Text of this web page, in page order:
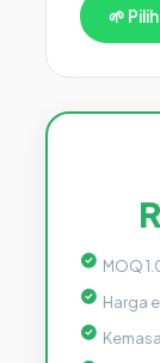
🌱
MOQ
Harga